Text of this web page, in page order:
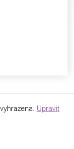
Upravit